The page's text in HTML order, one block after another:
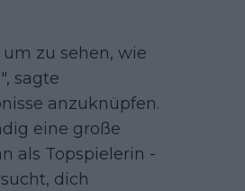
zu sehen, wie
sagte
anzuknüpfen.
eine große
als Topspielerin -
dich